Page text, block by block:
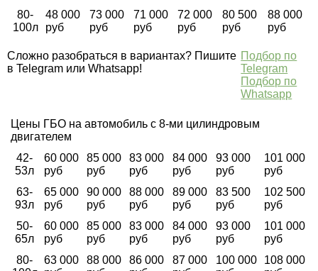
80-
100л
48 000
руб
73 000
руб
71 000
руб
72 000
руб
80 500
руб
88 000
руб
Сложно разобраться в вариантах? Пишите
в Telegram или Whatsapp!
Подбор по
Telegram
Подбор по
Whatsapp
Цены ГБО на автомобиль с 8-ми цилиндровым
двигателем
42-
53л
60 000
руб
85 000
руб
83 000
руб
84 000
руб
93 000
руб
101 000
руб
63-
93л
65 000
руб
90 000
руб
88 000
руб
89 000
руб
83 500
руб
102 500
руб
50-
65л
60 000
руб
85 000
руб
83 000
руб
84 000
руб
93 000
руб
101 000
руб
80-
63 000
88 000
86 000
87 000
100 000
108 000